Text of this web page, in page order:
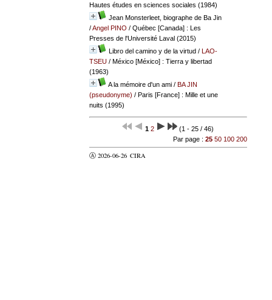
Hautes études en sciences sociales (1984)
Jean Monsterleet, biographe de Ba Jin
/Angel PINO / Québec [Canada] : Les
Presses de l'Université Laval (2015)
Libro del camino y de la virtud/ LAO-
TSEU/ México [México] : Tierra y libertad
(1963)
A la mémoire d'un ami/ BA JIN
(pseudonyme) / Paris [France] : Mille et une
nuits (1995)
1 2
(1 - 25 / 46)
Par page : 25 50 100 200
Ⓐ 2026-06-26 CIRA